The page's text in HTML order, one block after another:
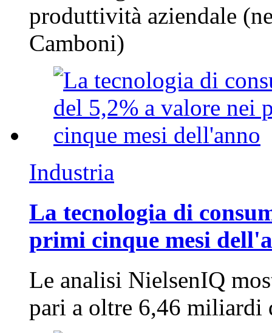
produttività aziendale
Camboni)
Industria
La tecnologia di
primi cinque mesi
Le analisi NielsenIQ
pari a oltre 6,46